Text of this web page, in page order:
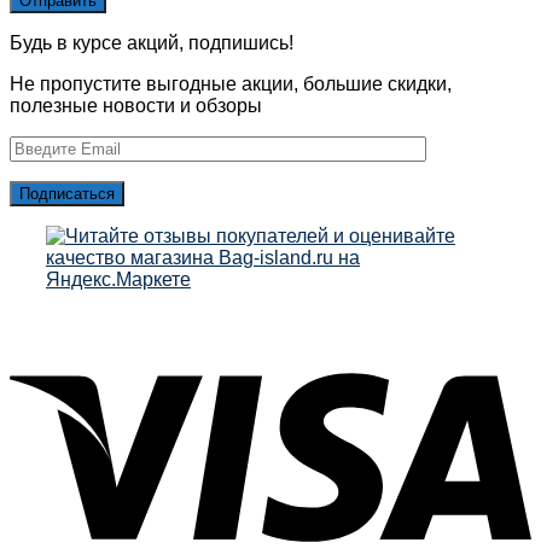
Будь в курсе акций, подпишись!
Не пропустите выгодные акции, большие скидки,
полезные новости и обзоры